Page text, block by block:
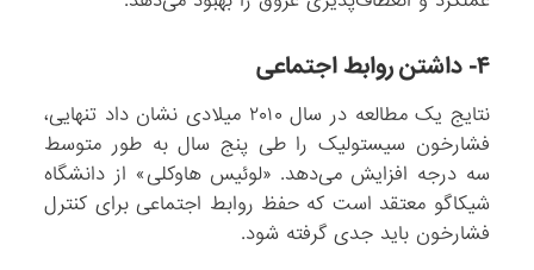
۴- داشتن روابط اجتماعی
نتایج یک مطالعه در سال ۲۰۱۰ میلادی نشان داد تنهایی،
فشارخون سیستولیک را طی پنج سال به طور متوسط
سه درجه افزایش می‌دهد. «لوئیس هاوکلی» از دانشگاه
شیکاگو معتقد است که حفظ روابط اجتماعی برای کنترل
فشارخون باید جدی گرفته شود.